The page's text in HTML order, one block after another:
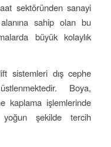
sektöründen sanayi
sahip olan bu
büyük kolaylık
sistemleri dış cephe
Boya,
kaplama işlemlerinde
şekilde tercih